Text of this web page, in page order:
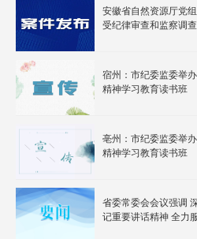
安徽省自然资源厅党
受纪律审查和监察调查
宿州：市纪委监委举
精神学习教育读书班
亳州：市纪委监委举
精神学习教育读书班
省委常委会会议强调 深入学习贯彻习近平总书
记重要讲话精神 全力